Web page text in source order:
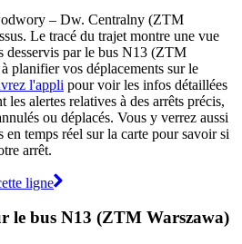
– Dw. Centralny (ZTM
Le tracé du trajet montre une vue
desservis par le bus N13 (ZTM
planifier vos déplacements sur le
l'appli pour voir les infos détaillées
alertes relatives à des arrêts précis,
ou déplacés. Vous y verrez aussi
en temps réel sur la carte pour savoir si
arrêt.
ligne
le bus N13 (ZTM Warszawa)